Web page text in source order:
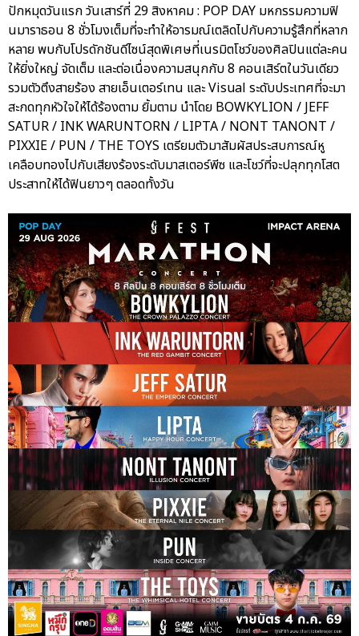
ปักหมุดวันแรก วันเสาร์ที่ 29 สิงหาคม : POP DAY มหกรรมความฟิ
นมาราธอน 8 ชั่วโมงเต็มที่จะทำให้อารมณ์เตลิดไปกับความรู้สึกที่หลาก
หลาย พบกับโปรดักชันดีไซน์สุดพิเศษที่เนรมิตโชว์ของศิลปินแต่ละคน
ให้ยิ่งใหญ่ จัดเต็ม และต่อเนื่องความสนุกกับ 8 คอนเสิร์ตในวันเดียว
รวมตัวตึงสายร้อง สายเอ็นเตอร์เทน และ Visual ระดับประเทศที่จะมา
สะกดทุกหัวใจให้ได้ร้องตาม ยิ้มตาม นำโดย BOWKYLION / JEFF
SATUR / INK WARUNTORN / LIPTA / NONT TANONT /
PIXXIE / PUN / THE TOYS เตรียมตัวมาสัมผัสประสบการณ์หู
เคลือบทองไปกับเสียงร้องระดับมาสเตอร์พีซ และโชว์ที่จะปลุกทุกโสต
ประสาทให้ได้ฟินยาวๆ ตลอดทั้งวัน